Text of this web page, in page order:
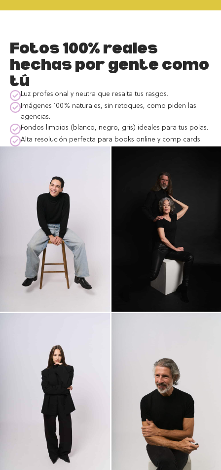
Fotos 100% reales
hechas por gente como
tú
Luz profesional y neutra que resalta tus rasgos.
Imágenes 100% naturales, sin retoques, como piden las
agencias.
Fondos limpios (blanco, negro, gris) ideales para tus polas.
Alta resolución perfecta para books online y comp cards.